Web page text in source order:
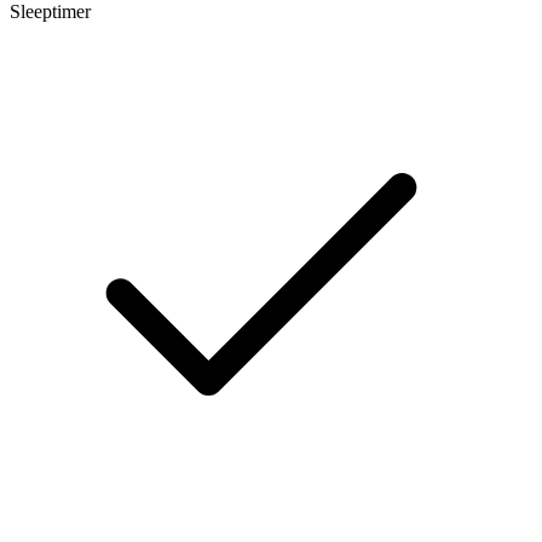
Sleeptimer